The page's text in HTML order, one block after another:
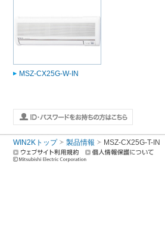
MSZ-CX25G-W-IN
WIN2Kトップ 製品情報 MSZ-CX25G-T-IN